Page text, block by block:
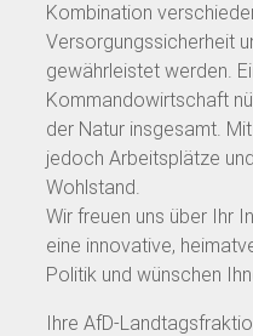
Kombination
Versorgungssicherheit
gewährleistet werden.
Kommandowirtschaft
der Natur insgesamt.
jedoch Arbeitsplätze
Wohlstand.
Wir freuen uns über Ihr
eine innovative,
Politik und wünschen
Ihre AfD-